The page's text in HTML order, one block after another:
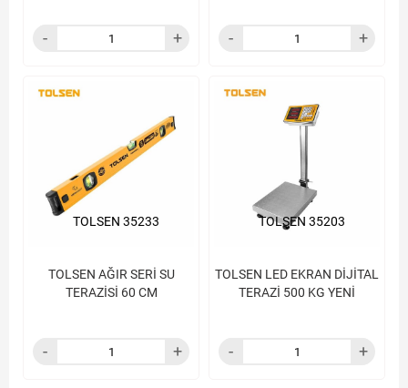
TOLSEN AĞIR SERİ SU
TERAZİSİ 60 CM
TOLSEN 35233
TOLSEN LED EKRAN DİJİTAL
TERAZİ 500 KG YENİ
TOLSEN 35203